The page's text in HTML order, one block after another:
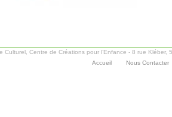
Culturel, Centre de Créations pour l’Enfance - 8 rue
Accueil
Nous Contacter